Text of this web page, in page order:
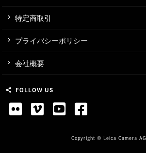
特定商取引
プライバシーポリシー
会社概要
share FOLLOW US
Copyright © Leica Camera AG